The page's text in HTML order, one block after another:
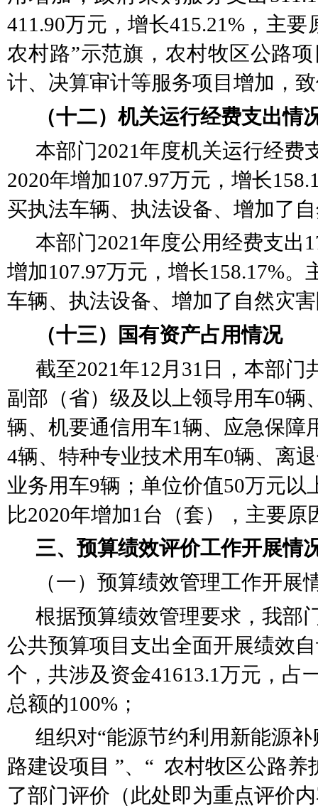
411.90万元，增长415.21%，主要
农村路”示范旗，农村牧区公路
计、决算审计等服务项目增加，
（十二）机关运行经费支出情
本部门2021年度机关运行经费
2020年增加107.97万元，增长
买执法车辆、执法设备、增加了
本部门2021年度公用经费支出
增加107.97万元，增长158.17%。
车辆、执法设备、增加了自然灾
（十三）国有资产占用情况
截至2021年12月31日，本部门
副部（省）级及以上领导用车0辆
辆、机要通信用车1辆、应急保障
4辆、 特种专业技术用车0辆、 离
业务用车9辆；单位价值50万元以
比2020年增加1台（套），主要原
三、预算绩效评价工作开展情
（一）预算绩效管理工作开展
根据预算绩效管理要求，我部
公共预算项目支出全面开展绩效
个，共涉及资金41613.1万元，占
总额的100%；
组织对“能源节约利用新能源补
路建设项目 ”、 “ 农村牧区公路养
了部门评价（此处即为重点评价